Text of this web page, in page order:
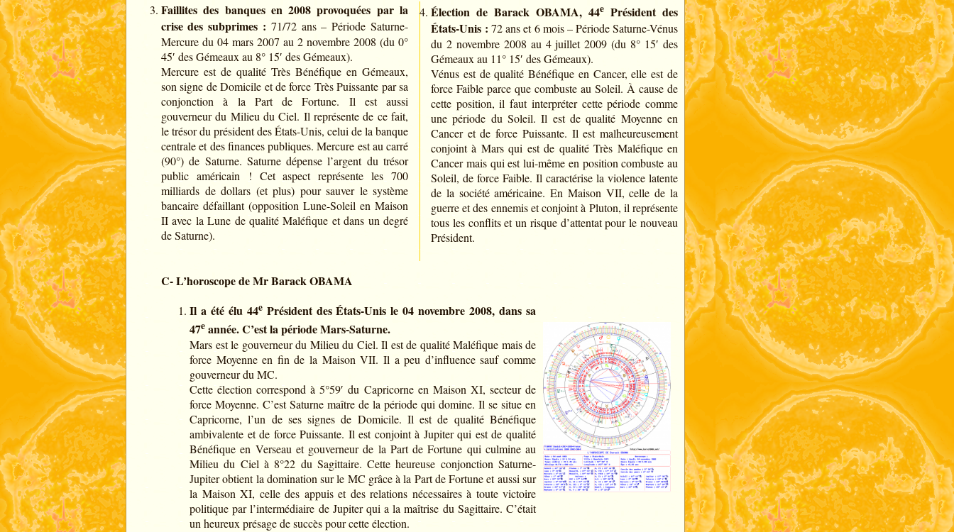
Faillites des banques en 2008 provoquées par la
crise des subprimes : 71/72 ans – Période Saturne-
Mercure du 04 mars 2007 au 2 novembre 2008 (du 0°
45′ des Gémeaux au 8° 15′ des Gémeaux).
Mercure est de qualité Très Bénéfique en Gémeaux,
son signe de Domicile et de force Très Puissante par sa
conjonction à la Part de Fortune. Il est aussi
gouverneur du Milieu du Ciel. Il représente de ce fait,
le trésor du président des États-Unis, celui de la banque
centrale et des finances publiques. Mercure est au carré
(90°) de Saturne. Saturne dépense l’argent du trésor
public américain ! Cet aspect représente les 700
milliards de dollars (et plus) pour sauver le système
bancaire défaillant (opposition Lune-Soleil en Maison
II avec la Lune de qualité Maléfique et dans un degré
de Saturne).
Élection de Barack OBAMA, 44e Président des
États-Unis : 72 ans et 6 mois – Période Saturne-Vénus
du 2 novembre 2008 au 4 juillet 2009 (du 8° 15′ des
Gémeaux au 11° 15′ des Gémeaux).
Vénus est de qualité Bénéfique en Cancer, elle est de
force Faible parce que combuste au Soleil. À cause de
cette position, il faut interpréter cette période comme
une période du Soleil. Il est de qualité Moyenne en
Cancer et de force Puissante. Il est malheureusement
conjoint à Mars qui est de qualité Très Maléfique en
Cancer mais qui est lui-même en position combuste au
Soleil, de force Faible. Il caractérise la violence latente
de la société américaine. En Maison VII, celle de la
guerre et des ennemis et conjoint à Pluton, il représente
tous les conflits et un risque d’attentat pour le nouveau
Président.
C- L’horoscope de Mr Barack OBAMA
Il a été élu 44ePrésident des États-Unis le 04 novembre 2008, dans sa
47e année. C’est la période Mars-Saturne.
Mars est le gouverneur du Milieu du Ciel. Il est de qualité Maléfique mais de
force Moyenne en fin de la Maison VII. Il a peu d’influence sauf comme
gouverneur du MC.
Cette élection correspond à 5°59′ du Capricorne en Maison XI, secteur de
force Moyenne. C’est Saturne maître de la période qui domine. Il se situe en
Capricorne, l’un de ses signes de Domicile. Il est de qualité Bénéfique
ambivalente et de force Puissante. Il est conjoint à Jupiter qui est de qualité
Bénéfique en Verseau et gouverneur de la Part de Fortune qui culmine au
Milieu du Ciel à 8°22 du Sagittaire. Cette heureuse conjonction Saturne-
Jupiter obtient la domination sur le MC grâce à la Part de Fortune et aussi sur
la Maison XI, celle des appuis et des relations nécessaires à toute victoire
politique par l’intermédiaire de Jupiter qui a la maîtrise du Sagittaire. C’était
un heureux présage de succès pour cette élection.